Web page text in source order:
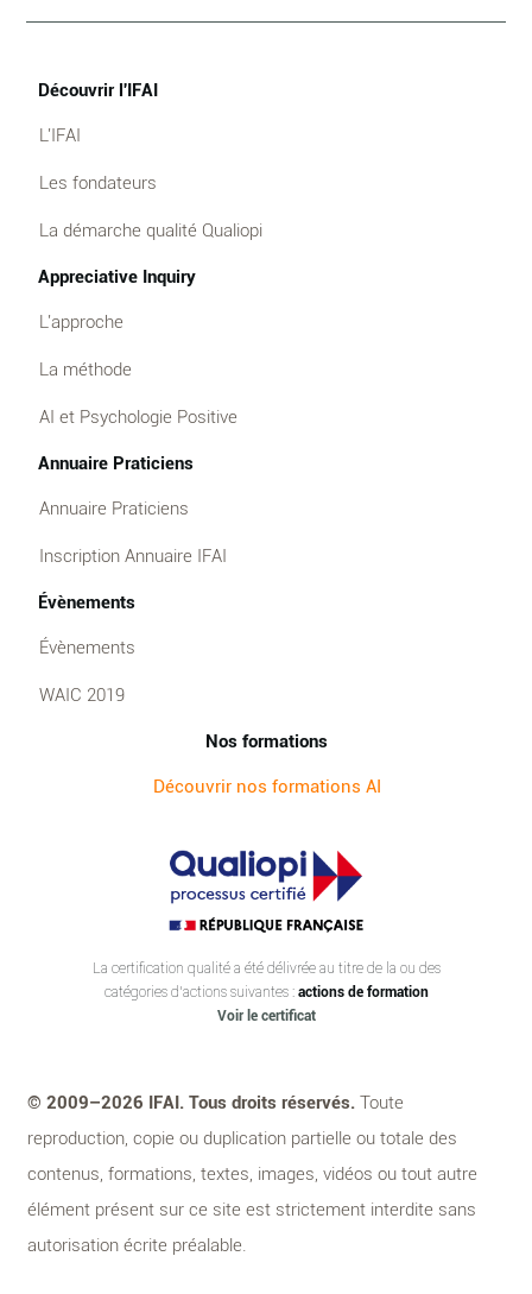
Découvrir l'IFAI
L'IFAI
Les fondateurs
La démarche qualité Qualiopi
Appreciative Inquiry
L'approche
La méthode
AI et Psychologie Positive
Annuaire Praticiens
Annuaire Praticiens
Inscription Annuaire IFAI
Évènements
Évènements
WAIC 2019
Nos formations
Découvrir nos formations AI
La certification qualité a été délivrée au titre de la ou des
catégories d’actions suivantes :actions de formation
Voir le certificat
© 2009–2026 IFAI. Tous droits réservés. Toute
reproduction, copie ou duplication partielle ou totale des
contenus, formations, textes, images, vidéos ou tout autre
élément présent sur ce site est strictement interdite sans
autorisation écrite préalable.